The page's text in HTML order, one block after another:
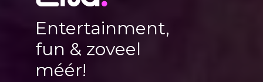
Entertainment,
fun & zoveel
méér!